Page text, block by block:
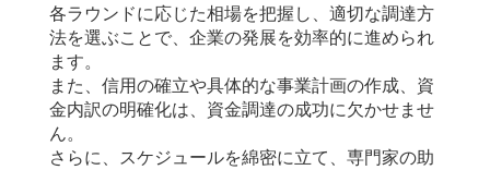
各ラウンドに応じた相場を把握し、適切な調達方
法を選ぶことで、企業の発展を効率的に進められ
ます。
また、信用の確立や具体的な事業計画の作成、資
金内訳の明確化は、資金調達の成功に欠かせませ
ん。
さらに、スケジュールを綿密に立て、専門家の助